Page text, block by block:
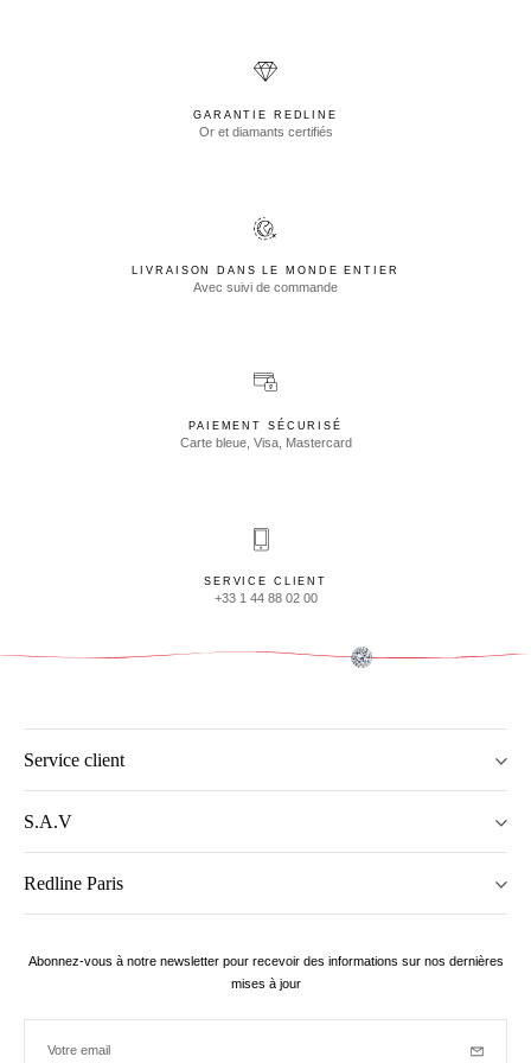
GARANTIE REDLINE
Or et diamants certifiés
LIVRAISON DANS LE MONDE ENTIER
Avec suivi de commande
PAIEMENT SÉCURISÉ
Carte bleue, Visa, Mastercard
SERVICE CLIENT
+33 1 44 88 02 00
Service client
S.A.V
Redline Paris
Abonnez-vous à notre newsletter pour recevoir des informations sur nos dernières
mises à jour
Votre email